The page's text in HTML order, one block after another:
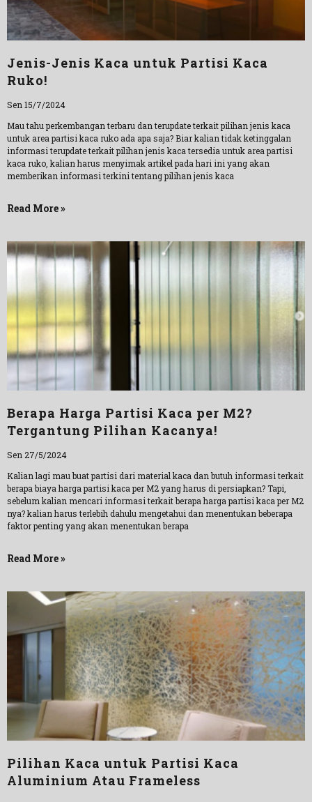
Jenis-Jenis Kaca untuk Partisi Kaca
Ruko!
Sen 15/7/2024
Mau tahu perkembangan terbaru dan terupdate terkait pilihan jenis kaca
untuk area partisi kaca ruko ada apa saja? Biar kalian tidak ketinggalan
informasi terupdate terkait pilihan jenis kaca tersedia untuk area partisi
kaca ruko, kalian harus menyimak artikel pada hari ini yang akan
memberikan informasi terkini tentang pilihan jenis kaca
Read More »
Berapa Harga Partisi Kaca per M2?
Tergantung Pilihan Kacanya!
Sen 27/5/2024
Kalian lagi mau buat partisi dari material kaca dan butuh informasi terkait
berapa biaya harga partisi kaca per M2 yang harus di persiapkan? Tapi,
sebelum kalian mencari informasi terkait berapa harga partisi kaca per M2
nya? kalian harus terlebih dahulu mengetahui dan menentukan beberapa
faktor penting yang akan menentukan berapa
Read More »
Pilihan Kaca untuk Partisi Kaca
Aluminium Atau Frameless